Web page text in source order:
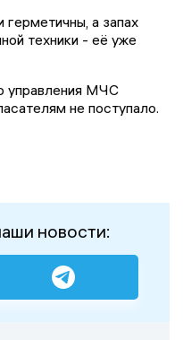
а запах
техники - её уже
управления МЧС
не поступало.
новости: